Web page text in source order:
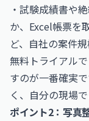
・試験成績書や
か、Excel帳票を
ど、自社の案件
無料トライアル
すのが一番確実
く、自分の現場
ポイント2：写真